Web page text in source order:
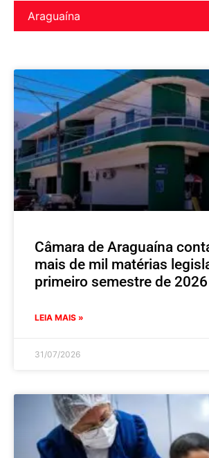
Araguaína
Câmara de Araguaína
mais de mil matérias
primeiro semestre de 2026
LEIA MAIS »
31/07/2026